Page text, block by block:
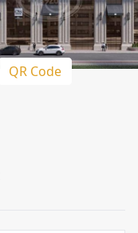
QR Code